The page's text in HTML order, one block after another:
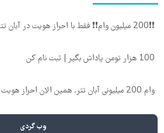
❗❗200 میلیون وام❗❗ فقط با احراز هویت در آبان تتر
100 هزار تومن پاداش بگیر | ثبت نام کن
وام 200 میلیونی آبان تتر. همین الان احراز هویت کن!
وب گردی